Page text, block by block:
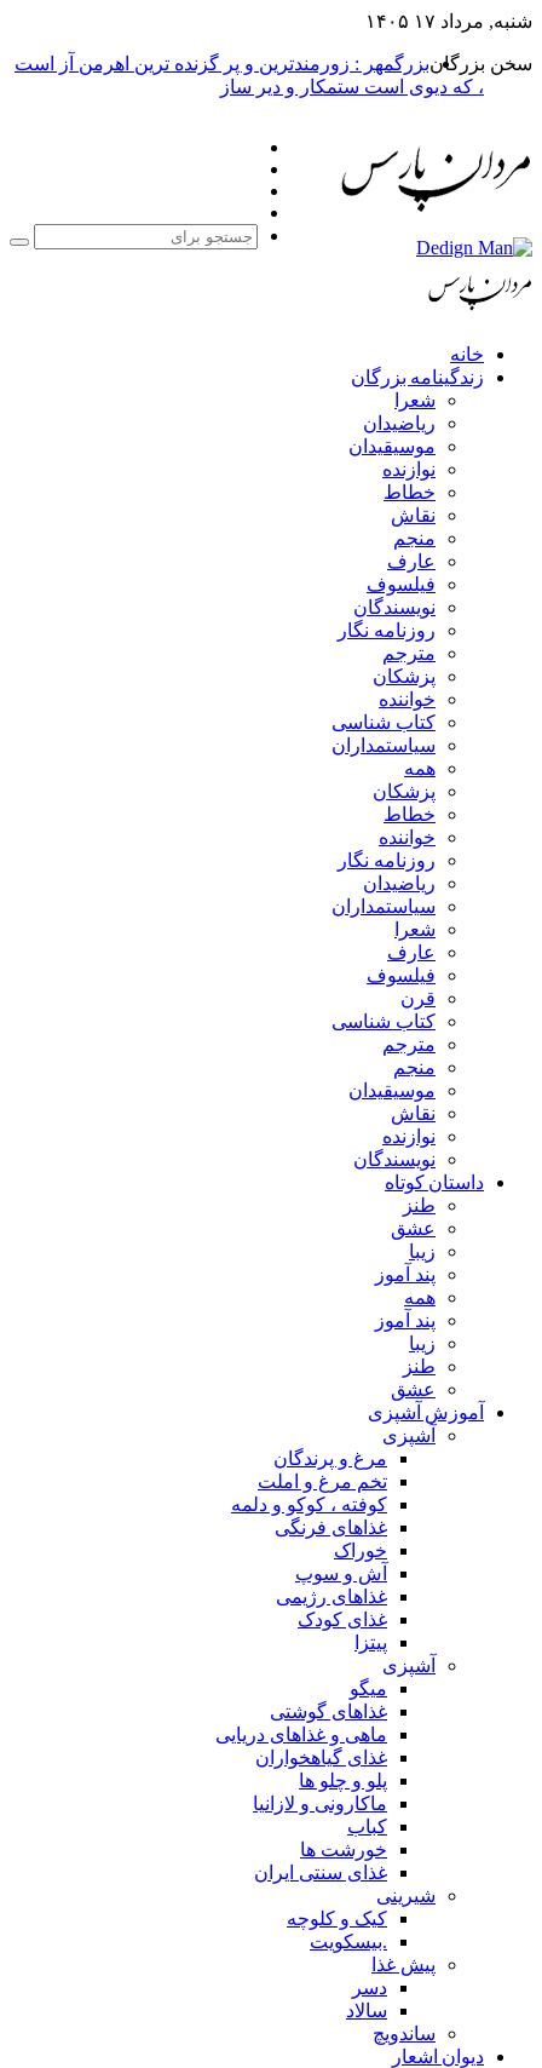
شنبه, مرداد ۱۷ ۱۴۰۵
سخن بزرگانبزرگمهر : زورمندترین و پر گزنده ترین اهرمن آز است
، که دیوی است ستمکار و دیر ساز
خانه
زندگینامه بزرگان
شعرا
ریاضیدان
موسیقیدان
نوازنده
خطاط
نقاش
منجم
عارف
فیلسوف
نویسندگان
روزنامه نگار
مترجم
پزشکان
خواننده
کتاب شناسی
سیاستمداران
همه
پزشکان
خطاط
خواننده
روزنامه نگار
ریاضیدان
سیاستمداران
شعرا
عارف
فیلسوف
قرن
کتاب شناسی
مترجم
منجم
موسیقیدان
نقاش
نوازنده
نویسندگان
داستان کوتاه
طنز
عشق
زیبا
پند آموز
همه
پند آموز
زیبا
طنز
عشق
آموزش آشپزی
آشپزی
مرغ و پرندگان
تخم مرغ و املت
کوفته ، کوکو و دلمه
غذاهای فرنگی
خوراک
آش و سوپ
غذاهای رژیمی
غذای کودک
پیتزا
آشپزی
میگو
غذاهای گوشتی
ماهی و غذاهای دریایی
غذای گیاهخواران
پلو و چلو ها
ماکارونی و لازانیا
کباب
خورشت ها
غذای سنتی ایران
شیرینی
کیک و کلوچه
.بیسکویت
پیش غذا
دسر
سالاد
ساندویچ
دیوان اشعار